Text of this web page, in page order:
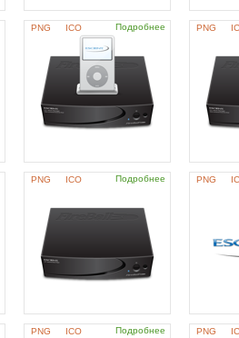
PNG ICO Подробнее PNG
PNG ICO Подробнее PNG
PNG ICO Подробнее PNG